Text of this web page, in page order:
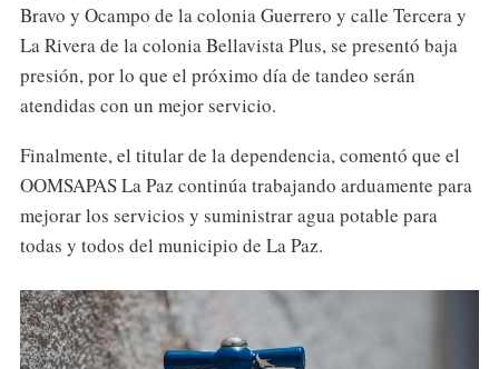
Bravo y Ocampo de la colonia Guerrero y calle Tercera y
La Rivera de la colonia Bellavista Plus, se presentó baja
presión, por lo que el próximo día de tandeo serán
atendidas con un mejor servicio.
Finalmente, el titular de la dependencia, comentó que el
OOMSAPAS La Paz continúa trabajando arduamente para
mejorar los servicios y suministrar agua potable para
todas y todos del municipio de La Paz.